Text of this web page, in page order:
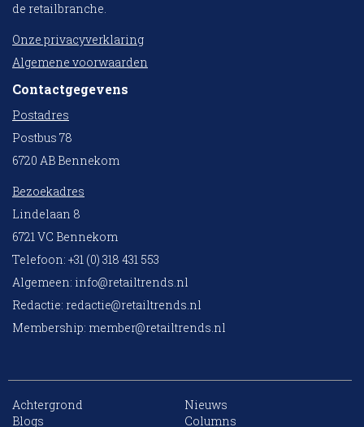
de retailbranche.
Onze privacyverklaring
Algemene voorwaarden
Contactgegevens
Postadres
Postbus 78
6720 AB Bennekom
Bezoekadres
Lindelaan 8
6721 VC Bennekom
Telefoon: +31 (0) 318 431 553
Algemeen: info@retailtrends.nl
Redactie: redactie@retailtrends.nl
Membership: member@retailtrends.nl
Achtergrond
Nieuws
Blogs
Columns